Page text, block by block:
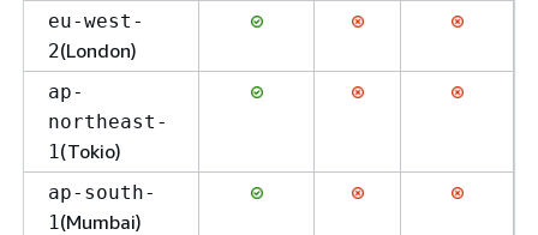
eu-west-
2(London)
ap-
northeast-
1(Tokio)
ap-south-
1(Mumbai)